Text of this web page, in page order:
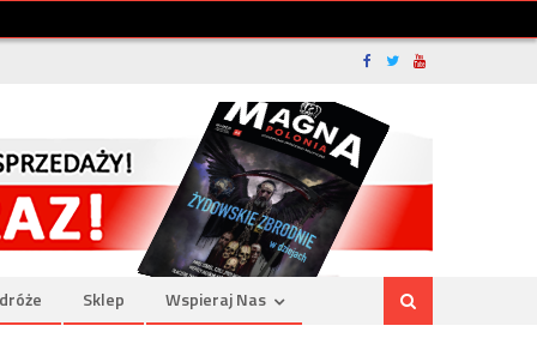
Sklep Wspieraj Nas